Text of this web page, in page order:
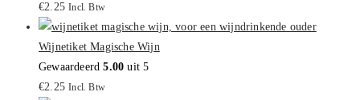
€2.25 Incl. Btw
Wijnetiket Magische Wijn
Gewaardeerd5.00 uit 5
€2.25 Incl. Btw